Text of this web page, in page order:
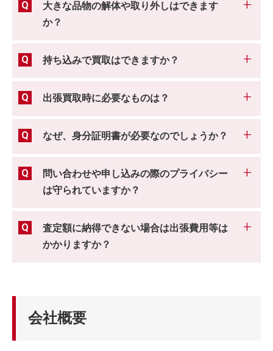
大きな品物の解体や取り外しはできます
か？
持ち込みで買取はできますか？
出張買取時に必要なものは？
なぜ、身分証明書が必要なのでしょうか？
問い合わせや申し込みの際のプライバシー
は守られていますか？
査定額に納得できない場合は出張費用等は
かかりますか？
会社概要